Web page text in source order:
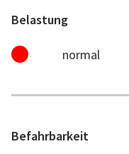
Belastung
normal
Befahrbarkeit